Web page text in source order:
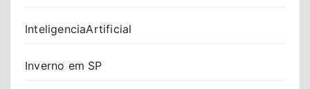
InteligenciaArtificial
Inverno em SP